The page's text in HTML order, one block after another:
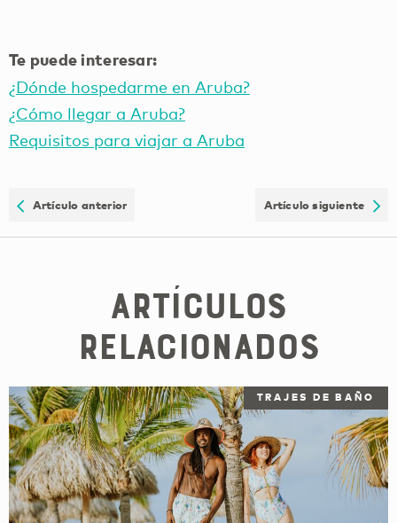
Te puede interesar:
¿Dónde hospedarme en Aruba?
¿Cómo llegar a Aruba?
Requisitos para viajar a Aruba
Artículo anterior Artículo siguiente
Artículos
relacionados
TRAJES DE BAÑO